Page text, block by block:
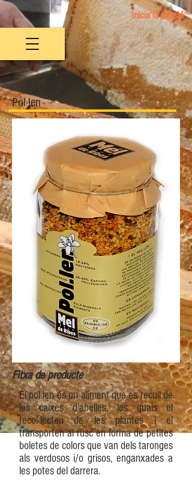
Inicia la sessió
Pol·len
Fitxa de producte
​El pol·len és un aliment que es recull de
les caixes d'abelles, les quals el
recol·lecten de les plantes i el
transporten al rusc en forma de petites
boletes de colors que van dels taronges
als verdosos i/o grisos, enganxades a
les potes del darrera.